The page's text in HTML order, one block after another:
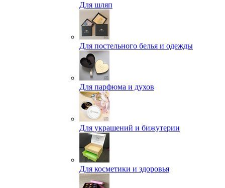
Для шляп
Для постельного белья и одежды
Для парфюма и духов
Для украшений и бижутерии
Для косметики и здоровья